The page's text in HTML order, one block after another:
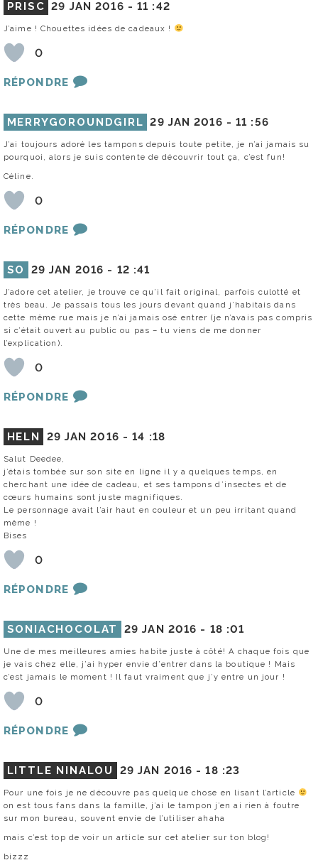
PRISC 29 JAN 2016 -11 :42
J’aime ! Chouettes idées de cadeaux !
0
RÉPONDRE
MERRYGOROUNDGIRL 29 JAN 2016 -11 :56
J’ai toujours adoré les tampons depuis toute petite, je n’ai jamais su
pourquoi, alors je suis contente de découvrir tout ça, c’est fun!
Céline.
0
RÉPONDRE
SO 29 JAN 2016 - 12 :41
J’adore cet atelier, je trouve ce qu’il fait original, parfois culotté et
très beau. Je passais tous les jours devant quand j’habitais dans
cette même rue mais je n’ai jamais osé entrer (je n’avais pas compris
si c’était ouvert au public ou pas – tu viens de me donner
l’explication).
0
RÉPONDRE
HELN 29 JAN 2016 -14 :18
Salut Deedee,
j’étais tombée sur son site en ligne il y a quelques temps, en
cherchant une idée de cadeau, et ses tampons d’insectes et de
cœurs humains sont juste magnifiques.
Le personnage avait l’air haut en couleur et un peu irritant quand
même !
Bises
0
RÉPONDRE
SONIACHOCOLAT 29 JAN 2016 - 18 :01
Une de mes meilleures amies habite juste à côté! A chaque fois que
je vais chez elle, j’ai hyper envie d’entrer dans la boutique ! Mais
c’est jamais le moment ! Il faut vraiment que j’y entre un jour !
0
RÉPONDRE
LITTLE NINALOU 29 JAN 2016 -18 :23
Pour une fois je ne découvre pas quelque chose en lisant l’article
on est tous fans dans la famille, j’ai le tampon j’en ai rien à foutre
sur mon bureau, souvent envie de l’utiliser ahaha
mais c’est top de voir un article sur cet atelier sur ton blog!
bizzz